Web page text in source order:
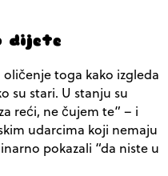
dijete
toga kako izgleda
su stari. U stanju su
reći, ne čujem te” – i
udarcima koji nemaju
pokazali “da niste u